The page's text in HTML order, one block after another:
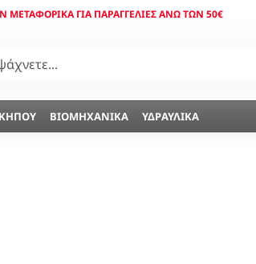
ΜΕΤΑΦΟΡΙΚΆ ΓΙΑ ΠΑΡΑΓΓΕΛΊΕΣ ΆΝΩ ΤΩΝ 50€
ΒΙΟΜΗΧΑΝΙΚΆ ΥΔΡΑΥΛΙΚΆ